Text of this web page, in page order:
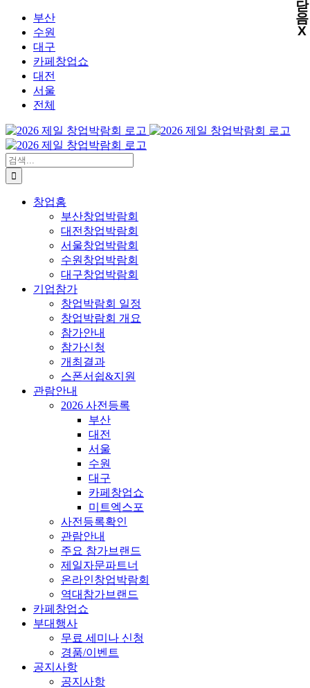
부산
수원
대구
카페창업쇼
대전
서울
전체
검
색:
창업홈
부산창업박람회
대전창업박람회
서울창업박람회
수원창업박람회
대구창업박람회
기업참가
창업박람회 일정
창업박람회 개요
참가안내
참가신청
개최결과
스폰서쉽&지원
관람안내
2026 사전등록
부산
대전
서울
수원
대구
카페창업쇼
미트엑스포
사전등록확인
관람안내
주요 참가브랜드
제일자문파트너
온라인창업박람회
역대참가브랜드
카페창업쇼
부대행사
무료 세미나 신청
경품/이벤트
공지사항
공지사항
X
X
X
X
닫
음
X